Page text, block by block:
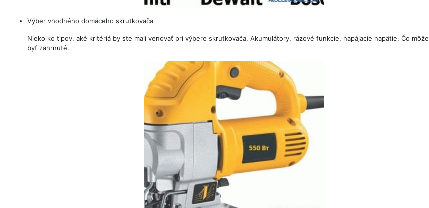
Výber vhodného domáceho skrutkovača
Niekoľko tipov, aké kritériá by ste mali venovať pri výbere skrutkovača. Akumulátory, rázové funkcie, napájacie napätie. Čo môže
byť zahrnuté.